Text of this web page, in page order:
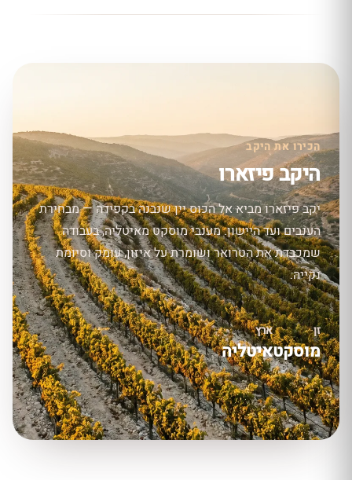
הכירו את היקב
היקב פיזארו
יקב פיזארו מביא אל הכוס יין שנבנה בקפידה — מבחירת
הענבים ועד היישון. מענבי מוסקט מאיטליה, בעבודה
שמכבדת את הטרואר ושומרת על איזון, עומק וסיומת
נקייה.
זן
מוסקט
ארץ
איטליה